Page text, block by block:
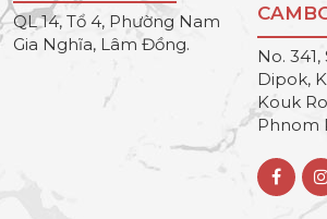
QL 14, Tổ 4, Phường Nam
Gia Nghĩa, Lâm Đồng.
No.
Dipok,
Kouk
Phnom